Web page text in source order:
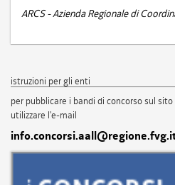
ARCS - Azienda Regionale di
istruzioni per gli enti
per pubblicare i bandi di concorso sul
utilizzare l'e-mail